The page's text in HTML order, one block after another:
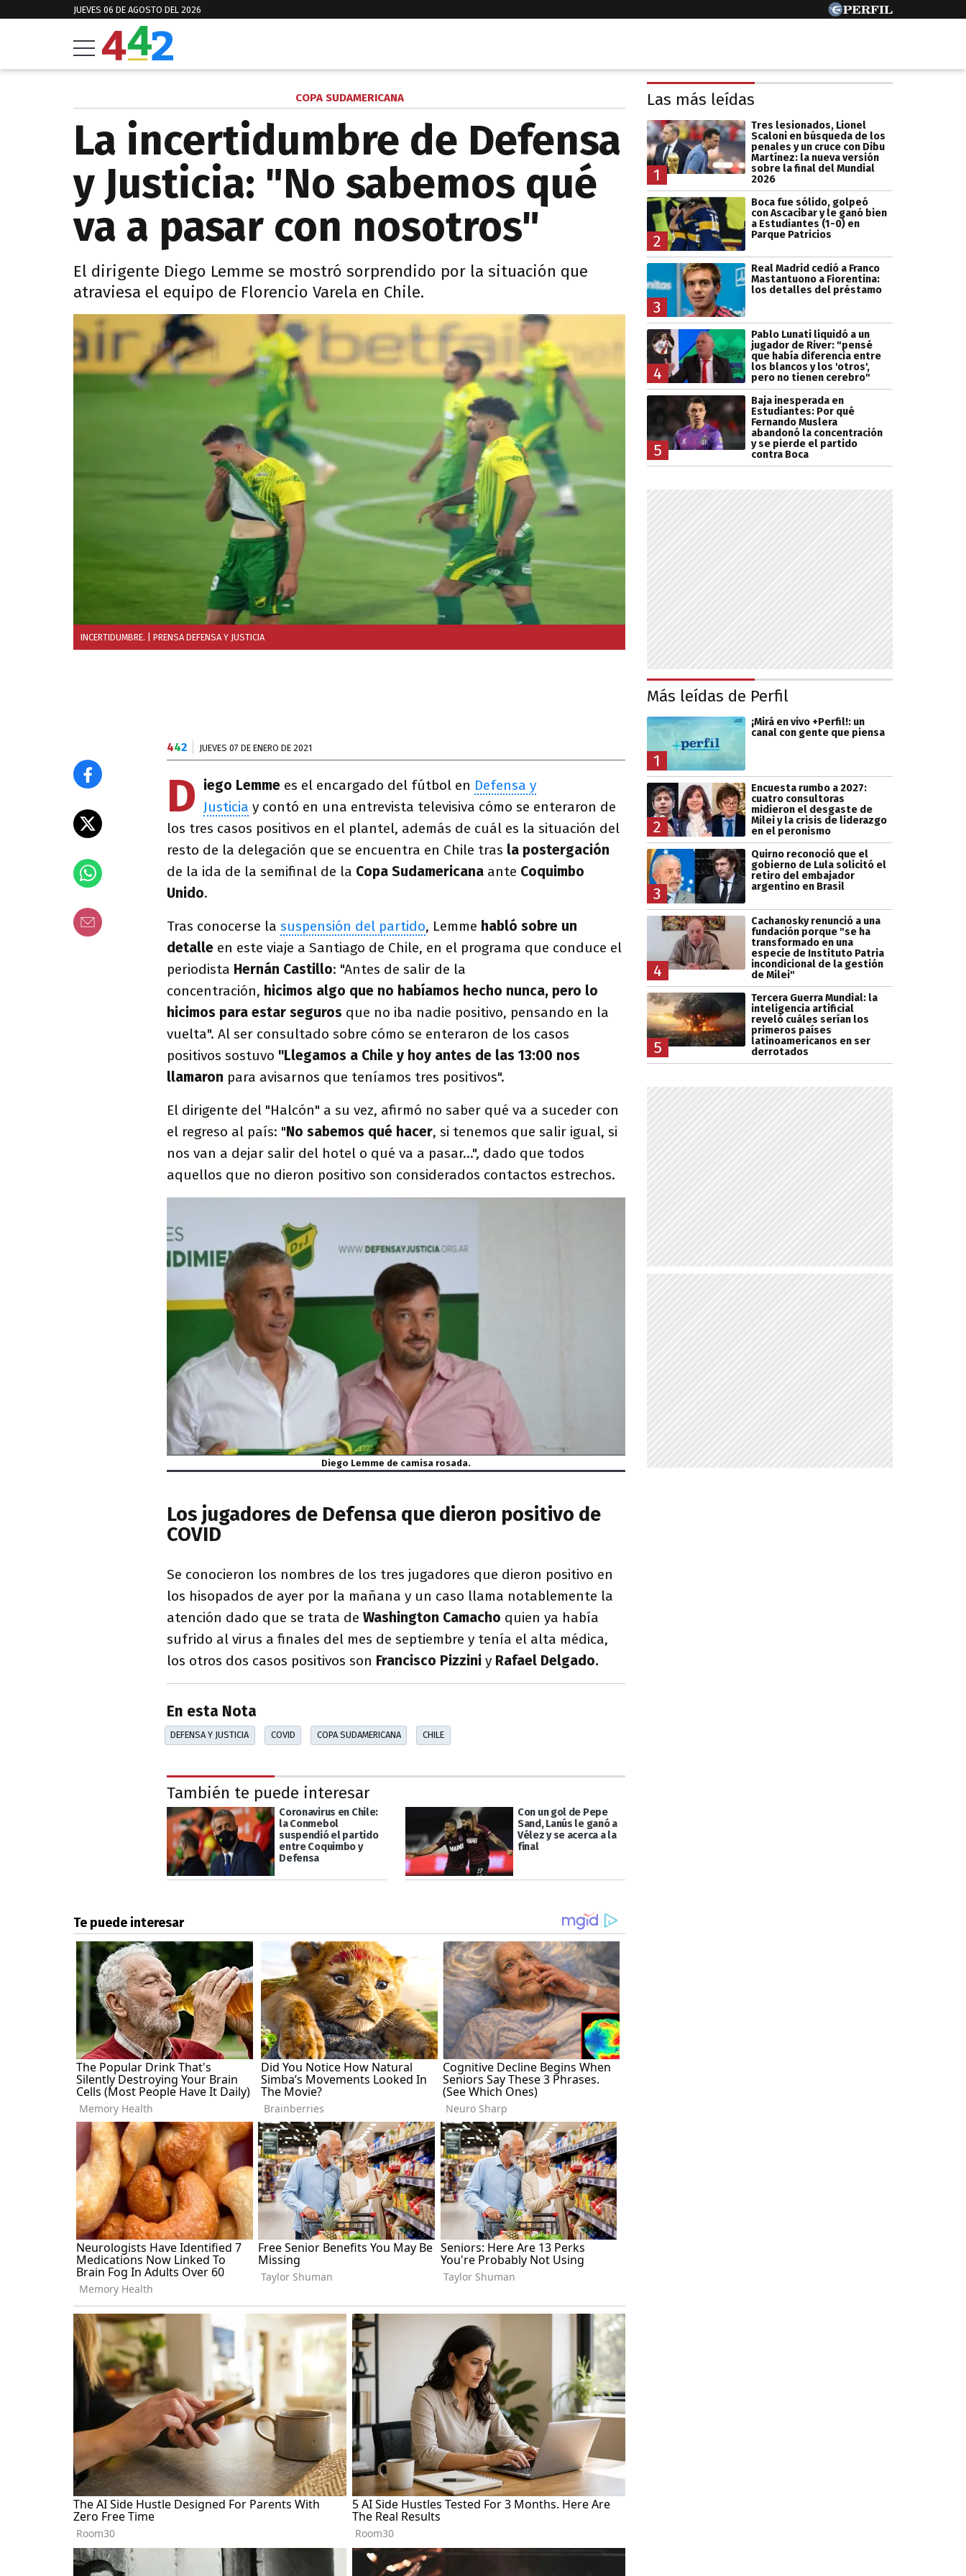
JUEVES 06 DE AGOSTO DEL 2026
COPA SUDAMERICANA
La incertidumbre de Defensa
y Justicia: "No sabemos qué
va a pasar con nosotros"
El dirigente Diego Lemme se mostró sorprendido por la situación que
atraviesa el equipo de Florencio Varela en Chile.
INCERTIDUMBRE. | PRENSA DEFENSA Y JUSTICIA
442 JUEVES 07 DE ENERO DE 2021
D iego Lemme es el encargado del fútbol en Defensa y
Justicia y contó en una entrevista televisiva cómo se enteraron de
los tres casos positivos en el plantel, además de cuál es la situación del
resto de la delegación que se encuentra en Chile tras la postergación
de la ida de la semifinal de la Copa Sudamericana ante Coquimbo
Unido.
Tras conocerse la suspensión del partido, Lemme habló sobre un
detalle en este viaje a Santiago de Chile, en el programa que conduce el
periodista Hernán Castillo: "Antes de salir de la
concentración, hicimos algo que no habíamos hecho nunca, pero lo
hicimos para estar seguros que no iba nadie positivo, pensando en la
vuelta". Al ser consultado sobre cómo se enteraron de los casos
positivos sostuvo "Llegamos a Chile y hoy antes de las 13:00 nos
llamaron para avisarnos que teníamos tres positivos".
El dirigente del "Halcón" a su vez, afirmó no saber qué va a suceder con
el regreso al país: "No sabemos qué hacer, si tenemos que salir igual, si
nos van a dejar salir del hotel o qué va a pasar...", dado que todos
aquellos que no dieron positivo son considerados contactos estrechos.
Diego Lemme de camisa rosada.
Los jugadores de Defensa que dieron positivo de
COVID
Se conocieron los nombres de los tres jugadores que dieron positivo en
los hisopados de ayer por la mañana y un caso llama notablemente la
atención dado que se trata de Washington Camacho quien ya había
sufrido al virus a finales del mes de septiembre y tenía el alta médica,
los otros dos casos positivos son Francisco Pizzini y Rafael Delgado.
En esta Nota
DEFENSA Y JUSTICIA COVID COPA SUDAMERICANA CHILE
También te puede interesar
Coronavirus en Chile:
la Conmebol
suspendió el partido
entre Coquimbo y
Defensa
Con un gol de Pepe
Sand, Lanús le ganó a
Vélez y se acerca a la
final
Las más leídas
1
Tres lesionados, Lionel
Scaloni en búsqueda de los
penales y un cruce con Dibu
Martínez: la nueva versión
sobre la final del Mundial
2026
2
Boca fue sólido, golpeó
con Ascacibar y le ganó bien
a Estudiantes (1-0) en
Parque Patricios
3
Real Madrid cedió a Franco
Mastantuono a Fiorentina:
los detalles del préstamo
4
Pablo Lunati liquidó a un
jugador de River: "pensé
que había diferencia entre
los blancos y los 'otros',
pero no tienen cerebro"
5
Baja inesperada en
Estudiantes: Por qué
Fernando Muslera
abandonó la concentración
y se pierde el partido
contra Boca
Más leídas de Perfil
1
¡Mirá en vivo +Perfil!: un
canal con gente que piensa
2
Encuesta rumbo a 2027:
cuatro consultoras
midieron el desgaste de
Milei y la crisis de liderazgo
en el peronismo
3
Quirno reconoció que el
gobierno de Lula solicitó el
retiro del embajador
argentino en Brasil
4
Cachanosky renunció a una
fundación porque "se ha
transformado en una
especie de Instituto Patria
incondicional de la gestión
de Milei"
5
Tercera Guerra Mundial: la
inteligencia artificial
reveló cuáles serían los
primeros países
latinoamericanos en ser
derrotados